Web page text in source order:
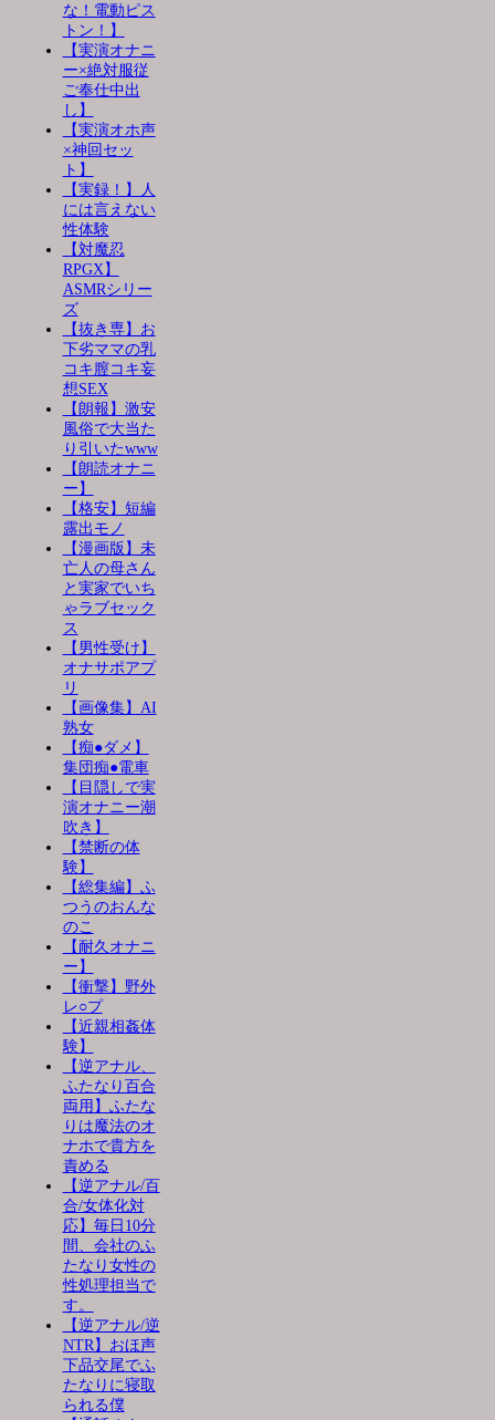
な！電動ピス
トン！】
【実演オナニ
ー×絶対服従
ご奉仕中出
し】
【実演オホ声
×神回セッ
ト】
【実録！】人
には言えない
性体験
【対魔忍
RPGX】
ASMRシリー
ズ
【抜き専】お
下劣ママの乳
コキ膣コキ妄
想SEX
【朗報】激安
風俗で大当た
り引いたwww
【朗読オナニ
ー】
【格安】短編
露出モノ
【漫画版】未
亡人の母さん
と実家でいち
ゃラブセック
ス
【男性受け】
オナサポアプ
リ
【画像集】AI
熟女
【痴●ダメ】
集団痴●電車
【目隠しで実
演オナニー潮
吹き】
【禁断の体
験】
【総集編】ふ
つうのおんな
のこ
【耐久オナニ
ー】
【衝撃】野外
レ○プ
【近親相姦体
験】
【逆アナル、
ふたなり百合
両用】ふたな
りは魔法のオ
ナホで貴方を
責める
【逆アナル/百
合/女体化対
応】毎日10分
間、会社のふ
たなり女性の
性処理担当で
す。
【逆アナル/逆
NTR】おほ声
下品交尾でふ
たなりに寝取
られる僕